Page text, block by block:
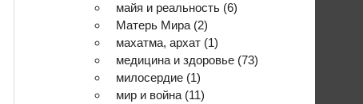
майя и реальность (6)
Матерь Мира (2)
махатма, архат (1)
медицина и здоровье (73)
милосердие (1)
мир и война (11)